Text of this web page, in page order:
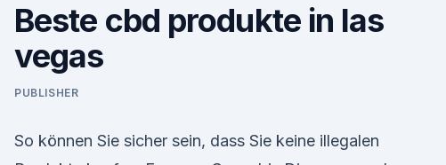
Beste cbd produkte in las
vegas
PUBLISHER
So können Sie sicher sein, dass Sie keine illegalen